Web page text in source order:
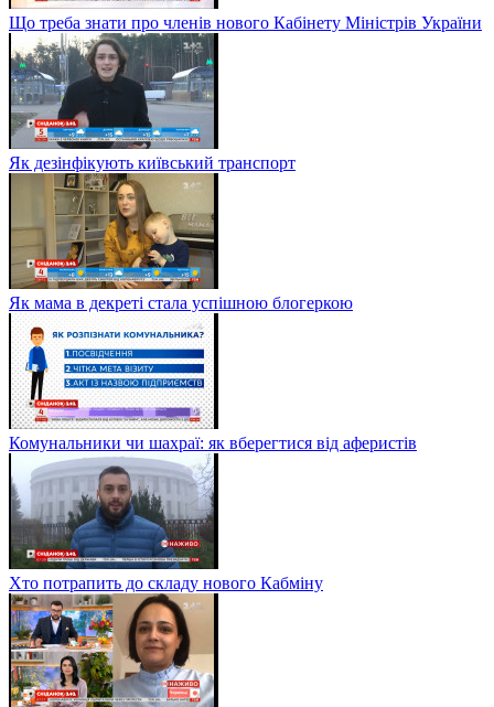
Що треба знати про членів нового Кабінету Міністрів України
Як дезінфікують київський транспорт
Як мама в декреті стала успішною блогеркою
Комунальники чи шахраї: як вберегтися від аферистів
Хто потрапить до складу нового Кабміну